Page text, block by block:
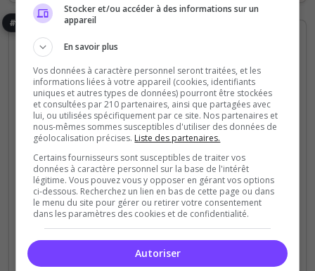
#8
PC Roleplay PVP PVE Survie
Barbarians
🐏 Kashirans | RP Vocal | Île de Siptah 🐏 Serveur
Conan Exiles en roleplay vocal. Incarnez votre
personnage, bâtissez votre royaume et vivez une
aventure immersive où chaque décision compte.
Stocker et/ou accéder à des informations sur un
appareil
En savoir plus
Vos données à caractère personnel seront traitées, et les
informations liées à votre appareil (cookies, identifiants
uniques et autres types de données) pourront être stockées
et consultées par 210 partenaires, ainsi que partagées avec
lui, ou utilisées spécifiquement par ce site. Nos partenaires et
nous-mêmes sommes susceptibles d'utiliser des données de
géolocalisation précises. Liste des partenaires.
Certains fournisseurs sont susceptibles de traiter vos
données à caractère personnel sur la base de l'intérêt
légitime. Vous pouvez vous y opposer en gérant vos options
ci-dessous. Recherchez un lien en bas de cette page ou dans
le menu du site pour gérer ou retirer votre consentement
dans les paramètres des cookies et de confidentialité.
Autoriser